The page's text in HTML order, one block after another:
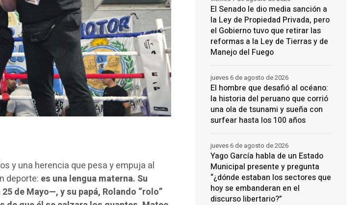
y una herencia que pesa y empuja al
deporte: es una lengua materna. Su
de Mayo—, y su papá, Rolando “rolo”
El Senado le dio media sanción a
la Ley de Propiedad Privada, pero
el Gobierno tuvo que retirar las
reformas a la Ley de Tierras y de
Manejo del Fuego
El hombre que desafió al océano:
la historia del peruano que corrió
una ola de tsunami y sueña con
surfear hasta los 100 años
jueves 6 de agosto de 2026
Yago García habla de un Estado
Municipal presente y pregunta
“¿dónde estaban los sectores que
hoy se embanderan en el
discurso libertario?”
jueves 6 de agosto de 2026